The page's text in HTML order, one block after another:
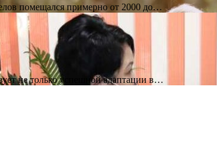
помещался примерно от 2000 до…
не только успешной адаптации в…